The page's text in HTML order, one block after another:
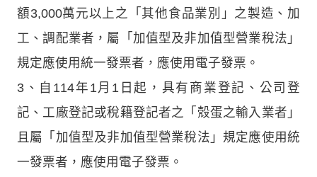
額3,000萬元以上之「其他食品業別」之製造、加
工、調配業者，屬「加值型及非加值型營業稅法」
規定應使用統一發票者，應使用電子發票。
3、自114年1月1日起，具有商業登記、公司登
記、工廠登記或稅籍登記者之「殼蛋之輸入業者」
且屬「加值型及非加值型營業稅法」規定應使用統
一發票者，應使用電子發票。